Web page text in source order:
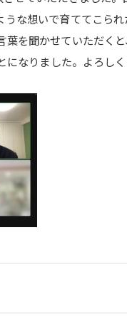
うな想いで育ててこら
葉を聞かせていただく
になりました。よろし